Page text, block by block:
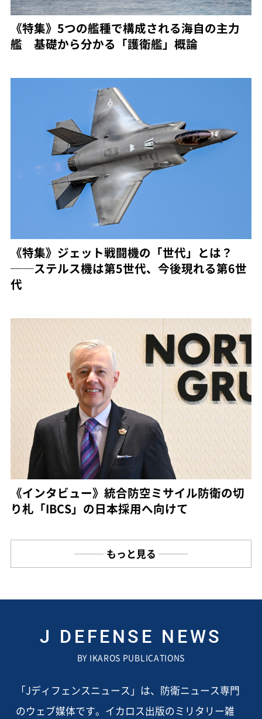
《特集》5つの艦種で構成される海自の主力
艦 基礎から分かる「護衛艦」概論
《特集》ジェット戦闘機の「世代」とは？
──ステルス機は第5世代、今後現れる第6世
代
《インタビュー》統合防空ミサイル防衛の切
り札「IBCS」の日本採用へ向けて
もっと見る
J DEFENSE NEWS
BY IKAROS PUBLICATIONS
「Jディフェンスニュース」は、防衛ニュース専門
のウェブ媒体です。イカロス出版のミリタリー雑